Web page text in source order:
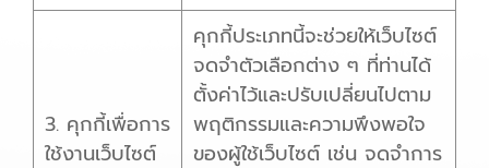
3. คุกกี้เพื่อการ
ใช้งานเว็บไซต์
คุกกี้ประเภทนี้จะช่วยให้เว็บไซต์
จดจำตัวเลือกต่าง ๆ ที่ท่านได้
ตั้งค่าไว้และปรับเปลี่ยนไปตาม
พฤติกรรมและความพึงพอใจ
ของผู้ใช้เว็บไซต์ เช่น จดจำการ